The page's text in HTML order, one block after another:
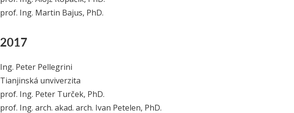
prof. Ing. Martin Bajus, PhD.
2017
Ing. Peter Pellegrini
Tianjinská unviverzita
prof. Ing. Peter Turček, PhD.
prof. Ing. arch. akad. arch. Ivan Petelen, PhD.